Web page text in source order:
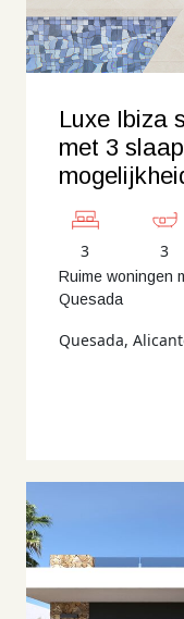
Luxe Ibiza
met 3
3 3
Ruime woningen
Quesada
Quesada,